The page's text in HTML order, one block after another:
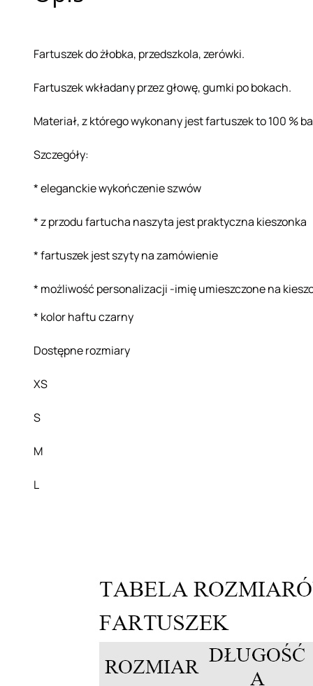
Fartuszek do żłobka, przedszkola, zerówki.
Fartuszek wkładany przez głowę, gumki po bokach.
Materiał, z którego wykonany jest fartuszek to 100 %
Szczegóły:
* eleganckie wykończenie szwów
* z przodu fartucha naszyta jest praktyczna kieszonka
* fartuszek jest szyty na zamówienie
* możliwość personalizacji -imię umieszczone na
* kolor haftu czarny
Dostępne rozmiary
XS
S
M
L